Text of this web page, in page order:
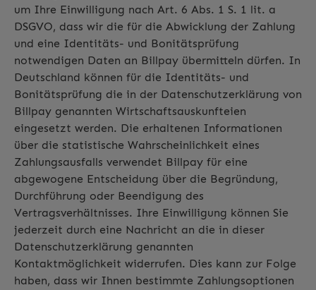
um Ihre Einwilligung nach Art. 6 Abs. 1 S. 1 lit. a
DSGVO, dass wir die für die Abwicklung der Zahlung
und eine Identitäts- und Bonitätsprüfung
notwendigen Daten an Billpay übermitteln dürfen. In
Deutschland können für die Identitäts- und
Bonitätsprüfung die in der Datenschutzerklärung von
Billpay genannten Wirtschaftsauskunfteien
eingesetzt werden. Die erhaltenen Informationen
über die statistische Wahrscheinlichkeit eines
Zahlungsausfalls verwendet Billpay für eine
abgewogene Entscheidung über die Begründung,
Durchführung oder Beendigung des
Vertragsverhältnisses. Ihre Einwilligung können Sie
jederzeit durch eine Nachricht an die in dieser
Datenschutzerklärung genannten
Kontaktmöglichkeit widerrufen. Dies kann zur Folge
haben, dass wir Ihnen bestimmte Zahlungsoptionen